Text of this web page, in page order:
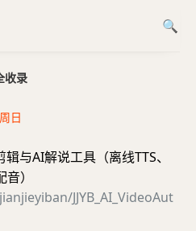
收录
日
与AI解说工具（离线TTS、
）
JJYB_AI_VideoAut